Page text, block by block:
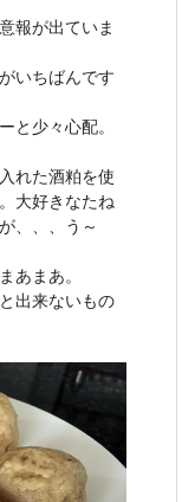
報が出ていま
いちばんです
と少々心配。
れた酒粕を使
大好きなたね
、、、う～
あまあ。
出来ないもの